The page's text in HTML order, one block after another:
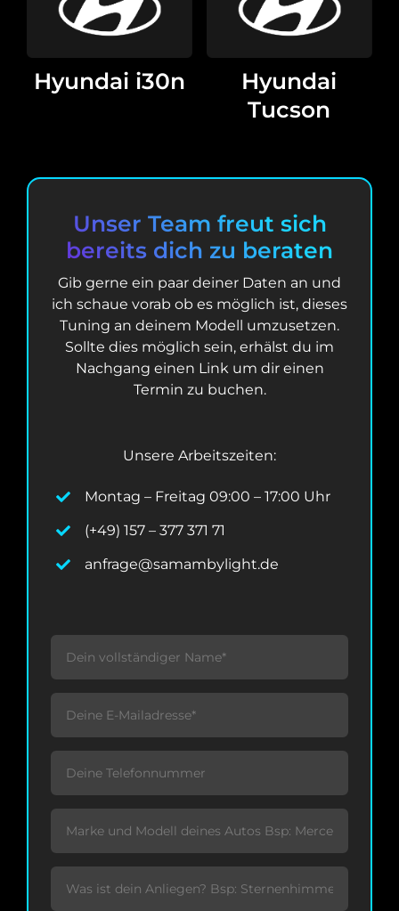
Hyundai i30n
Hyundai
Tucson
Unser Team freut sich
bereits dich zu beraten
Gib gerne ein paar deiner Daten an und
ich schaue vorab ob es möglich ist, dieses
Tuning an deinem Modell umzusetzen.
Sollte dies möglich sein, erhälst du im
Nachgang einen Link um dir einen
Termin zu buchen.
Unsere Arbeitszeiten:
Montag – Freitag 09:00 – 17:00 Uhr
(+49) 157 – 377 371 71
anfrage@samambylight.de